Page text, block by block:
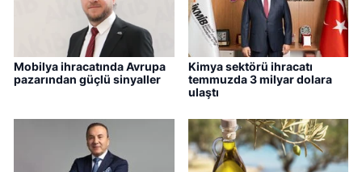
Mobilya ihracatında Avrupa
pazarından güçlü sinyaller
Kimya sektörü ihracatı
temmuzda 3 milyar dolara
ulaştı